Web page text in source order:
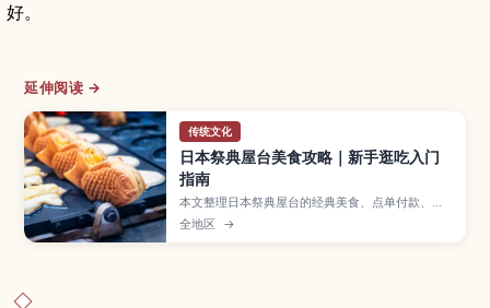
好。
延伸阅读 →
传统文化
日本祭典屋台美食攻略｜新手逛吃入门
指南
本文整理日本祭典屋台的经典美食、点单付款、边
走边吃礼仪与垃圾处理要点，方便新手轻松逛吃。
全地区 →